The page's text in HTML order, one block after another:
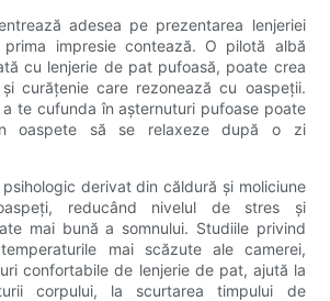
adesea pe prezentarea lenjeriei
impresie contează. O pilotă albă
cu lenjerie de pat pufoasă, poate crea
curățenie care rezonează cu oaspeții.
te cufunda în așternuturi pufoase poate
oaspete să se relaxeze după o zi
derivat din căldură și moliciune
reducând nivelul de stres și
mai bună a somnului. Studiile privind
mai scăzute ale camerei,
confortabile de lenjerie de pat, ajută la
corpului, la scurtarea timpului de